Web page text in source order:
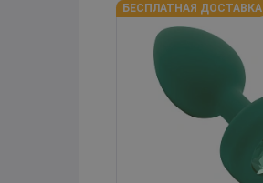
БЕСПЛАТНАЯ ДОСТАВКА